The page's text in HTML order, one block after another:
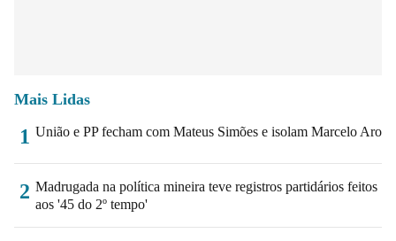
Mais Lidas
1 União e PP fecham com Mateus Simões e isolam Marcelo Aro
2 Madrugada na política mineira teve registros partidários feitos
aos '45 do 2º tempo'